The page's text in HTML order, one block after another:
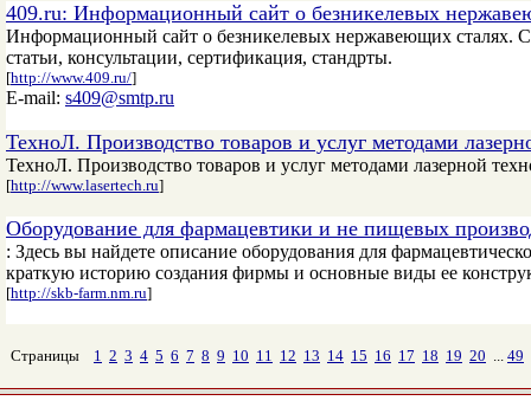
409.ru: Информационный сайт о безникелевых
Информационный сайт о безникелевых нержавеющих сталях.
статьи, консультации, сертификация, стандрты.
[http://www.409.ru/]
E-mail: s409@smtp.ru
ТехноЛ. Производство товаров и услуг методами
ТехноЛ. Производство товаров и услуг методами лазерной
[http://www.lasertech.ru]
Оборудование для фармацевтики и не пищевых
: Здесь вы найдете описание оборудования для
краткую историю создания фирмы и основные виды ее
[http://skb-farm.nm.ru]
Страницы 1 2 3 4 5 6 7 8 9 10 11 12 13 14 15 16 17 18 19 20 ... 49